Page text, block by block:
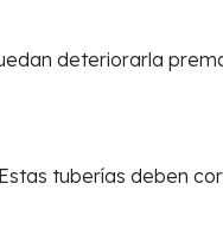
deteriorarla
tuberías deben